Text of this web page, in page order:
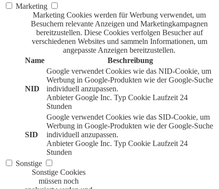
Marketing
Marketing Cookies werden für Werbung verwendet, um
Besuchern relevante Anzeigen und Marketingkampagnen
bereitzustellen. Diese Cookies verfolgen Besucher auf
verschiedenen Websites und sammeln Informationen, um
angepasste Anzeigen bereitzustellen.
Name
Beschreibung
NID
Google verwendet Cookies wie das NID-Cookie, um
Werbung in Google-Produkten wie der Google-Suche
individuell anzupassen.
Anbieter Google Inc. Typ Cookie Laufzeit 24
Stunden
SID
Google verwendet Cookies wie das SID-Cookie, um
Werbung in Google-Produkten wie der Google-Suche
individuell anzupassen.
Anbieter Google Inc. Typ Cookie Laufzeit 24
Stunden
Sonstige
Sonstige Cookies
müssen noch